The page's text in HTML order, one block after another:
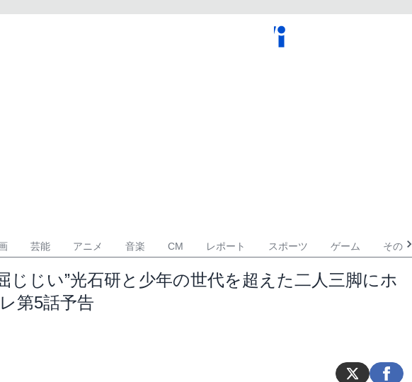
芸能 アニメ 音楽 CM レポート スポーツ ゲーム その他
じじい”光石研と少年の世代を超えた二人三脚にホ
第5話予告